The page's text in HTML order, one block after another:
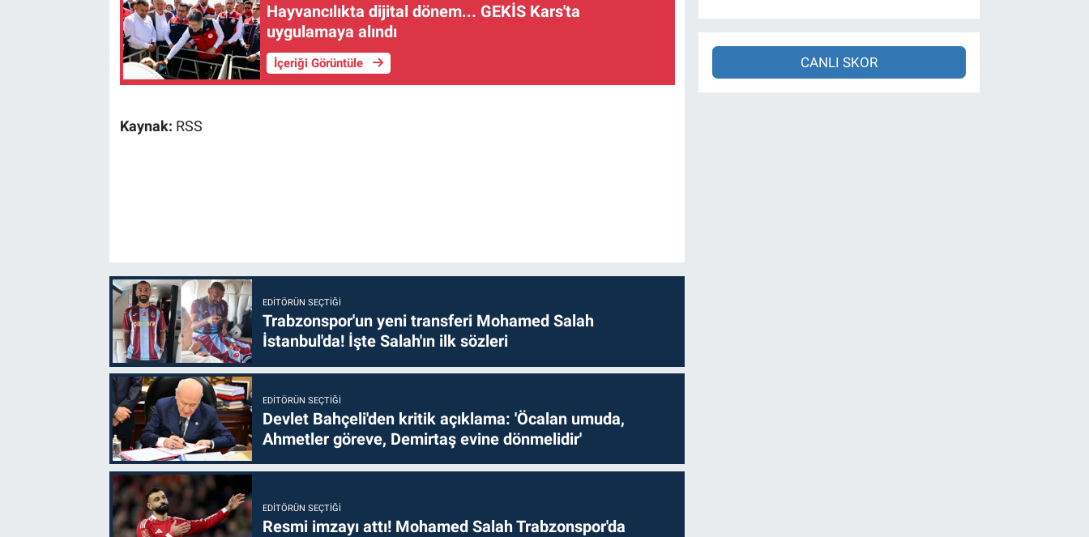
Hayvancılıkta dijital dönem... GEKİS Kars'ta
uygulamaya alındı
İçeriği Görüntüle
Kaynak: RSS
EDITÖRÜN SEÇTIĞI
Trabzonspor'un yeni transferi Mohamed Salah
İstanbul'da! İşte Salah'ın ilk sözleri
EDITÖRÜN SEÇTIĞI
Devlet Bahçeli'den kritik açıklama: 'Öcalan umuda,
Ahmetler göreve, Demirtaş evine dönmelidir'
EDITÖRÜN SEÇTIĞI
Resmi imzayı attı! Mohamed Salah Trabzonspor'da
CANLI SKOR